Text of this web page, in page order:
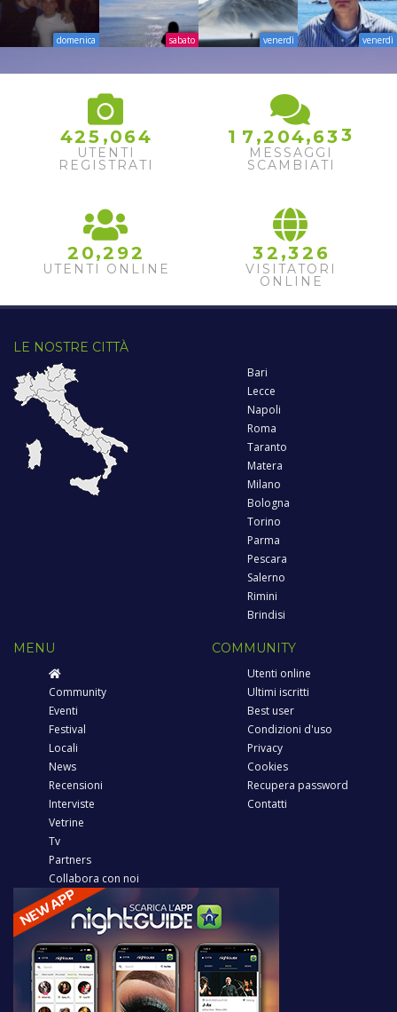
domenica sabato venerdì venerdì
425 ,064
UTENTI
REGISTRATI
1 7 ,2 04,63 4
5
MESSAGGI
SCAMBIATI
2 0,2 92
UTENTI ONLINE
32 ,32 6
VISITATORI
ONLINE
LE NOSTRE CITTÀ
Bari
Lecce
Napoli
Roma
Taranto
Matera
Milano
Bologna
Torino
Parma
Pescara
Salerno
Rimini
Brindisi
MENU
Community
Eventi
Festival
Locali
News
Recensioni
Interviste
Vetrine
Tv
Partners
Collabora con noi
COMMUNITY
Utenti online
Ultimi iscritti
Best user
Condizioni d'uso
Privacy
Cookies
Recupera password
Contatti